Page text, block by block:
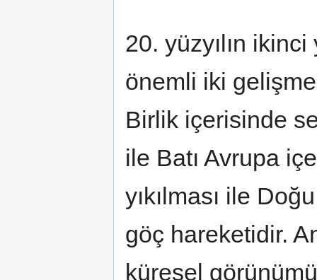
20. yüzyılın ikinci
önemli iki
Birlik içerisinde
ile Batı Avrupa
yıkılması ile
göç hareketidir.
küresel